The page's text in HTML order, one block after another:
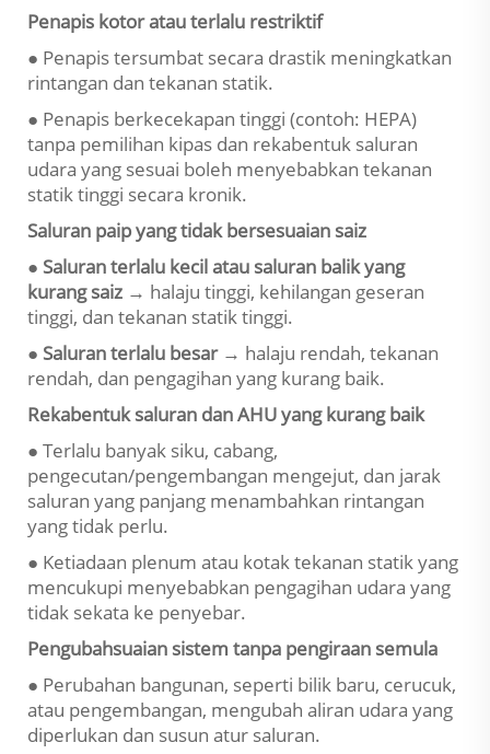
Penapis kotor atau terlalu restriktif
● Penapis tersumbat secara drastik meningkatkan
rintangan dan tekanan statik.
● Penapis berkecekapan tinggi (contoh: HEPA)
tanpa pemilihan kipas dan rekabentuk saluran
udara yang sesuai boleh menyebabkan tekanan
statik tinggi secara kronik.
Saluran paip yang tidak bersesuaian saiz
● Saluran terlalu kecil atau saluran balik yang
kurang saiz → halaju tinggi, kehilangan geseran
tinggi, dan tekanan statik tinggi.
● Saluran terlalu besar → halaju rendah, tekanan
rendah, dan pengagihan yang kurang baik.
Rekabentuk saluran dan AHU yang kurang baik
● Terlalu banyak siku, cabang,
pengecutan/pengembangan mengejut, dan jarak
saluran yang panjang menambahkan rintangan
yang tidak perlu.
● Ketiadaan plenum atau kotak tekanan statik yang
mencukupi menyebabkan pengagihan udara yang
tidak sekata ke penyebar.
Pengubahsuaian sistem tanpa pengiraan semula
● Perubahan bangunan, seperti bilik baru, cerucuk,
atau pengembangan, mengubah aliran udara yang
diperlukan dan susun atur saluran.